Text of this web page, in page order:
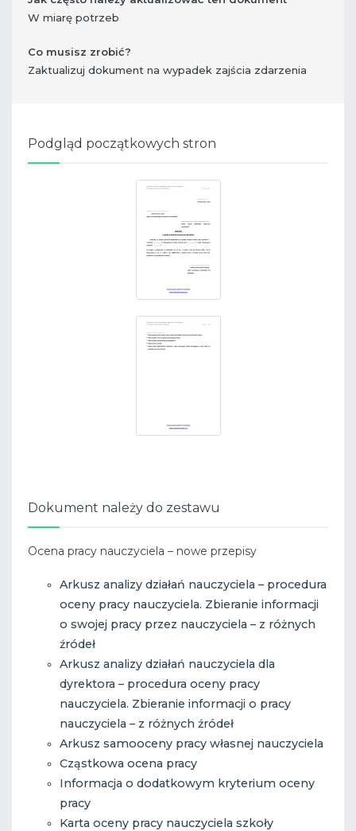
W miarę potrzeb
Co musisz zrobić?
​ Zaktualizuj dokument na wypadek zajścia zdarzenia
Podgląd początkowych stron
Dokument należy do zestawu
Ocena pracy nauczyciela – nowe przepisy
Arkusz analizy działań nauczyciela – procedura
oceny pracy nauczyciela. Zbieranie informacji
o swojej pracy przez nauczyciela – z różnych
źródeł
Arkusz analizy działań nauczyciela dla
dyrektora – procedura oceny pracy
nauczyciela. Zbieranie informacji o pracy
nauczyciela – z różnych źródeł
Arkusz samooceny pracy własnej nauczyciela
Cząstkowa ocena pracy
Informacja o dodatkowym kryterium oceny
pracy
Karta oceny pracy nauczyciela szkoły